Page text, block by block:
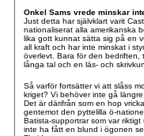
Onkel Sams vrede minskar
Just detta har självklart varit
nationaliserat alla amerikanska
lika gott kunnat sätta sig på en
all kraft och har inte minskat i
överlevt. Bara för den bedriften,
långa tal och en läs- och
Så varför fortsätter vi att slåss
kriget? Vi behöver inte gå
Det är därifrån som en hop
gentemot den pyttelilla ö-
Batista-supportrar som var
inte ha fått en blund i ögonen